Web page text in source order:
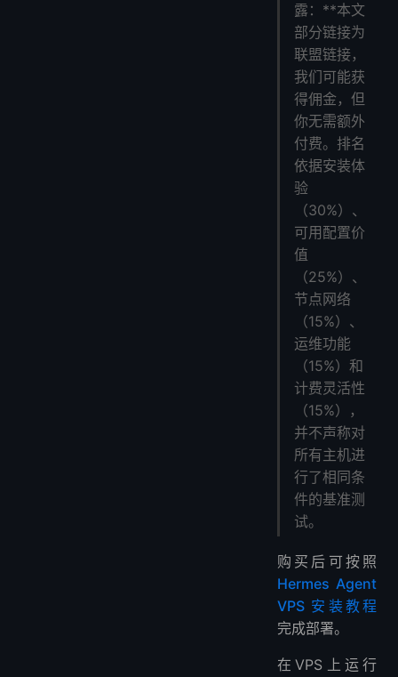
最后想法露：**本文
部分链接为
联盟链接，
我们可能获
得佣金，但
你无需额外
付费。排名
依据安装体
验
（30%）、
可用配置价
值
（25%）、
节点网络
（15%）、
运维功能
（15%）和
计费灵活性
（15%），
并不声称对
所有主机进
行了相同条
件的基准测
试。
购买后可按照
Hermes Agent
VPS 安装教程
完成部署。
在VPS上运行